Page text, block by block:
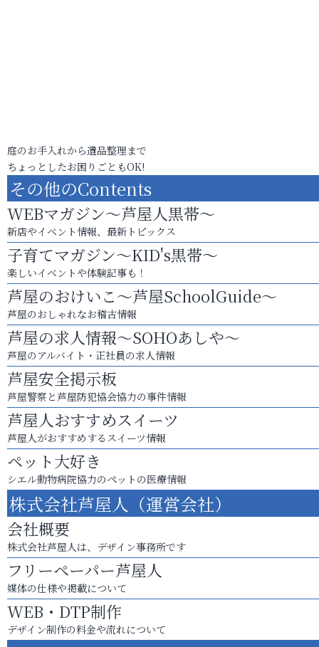
庭のお手入れから遺品整理まで
ちょっとしたお困りごともOK!
その他のContents
WEBマガジン～芦屋人黒帯～
新店やイベント情報、最新トピックス
子育てマガジン～KID's黒帯～
楽しいイベントや体験記事も！
芦屋のおけいこ～芦屋SchoolGuide～
芦屋のおしゃれなお稽古情報
芦屋の求人情報～SOHOあしや～
芦屋のアルバイト・正社員の求人情報
芦屋安全掲示板
芦屋警察と芦屋防犯協会協力の事件情報
芦屋人おすすめスイーツ
芦屋人がおすすめするスイーツ情報
ペット大好き
シエル動物病院協力のペットの医療情報
株式会社芦屋人（運営会社）
会社概要
株式会社芦屋人は、デザイン事務所です
フリーペーパー芦屋人
媒体の仕様や掲載について
WEB・DTP制作
デザイン制作の料金や流れについて